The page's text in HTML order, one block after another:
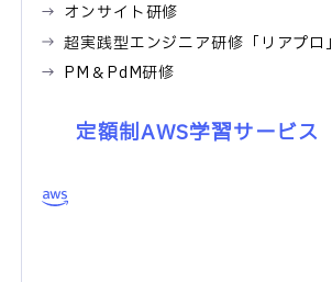
オンサイト研修
超実践型エンジニア研修「リアプロ」
PM＆PdM研修
定額制AWS学習サービス